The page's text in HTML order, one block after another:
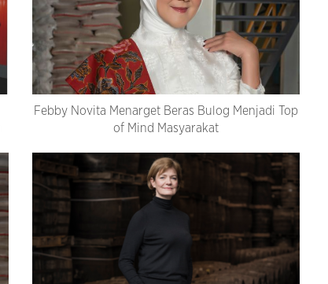
Febby Novita Menarget Beras Bulog Menjadi Top
of Mind Masyarakat